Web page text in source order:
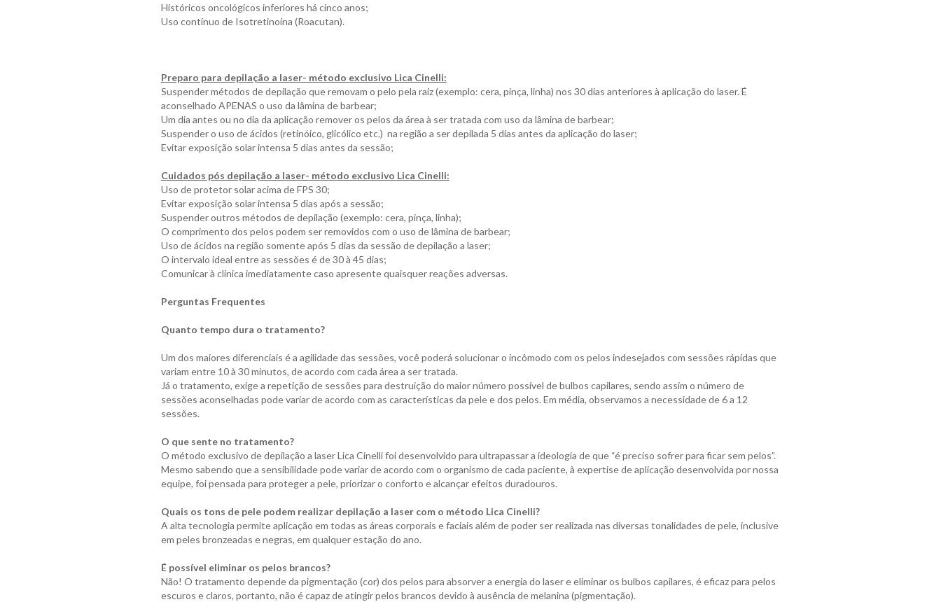
Históricos oncológicos inferiores há cinco anos;
Uso contínuo de Isotretinoína (Roacutan).
Preparo para depilação a laser- método exclusivo Lica Cinelli:
Suspender métodos de depilação que removam o pelo pela raiz (exemplo: cera, pinça, linha) nos 30 dias anteriores à aplicação do laser. É
aconselhado APENAS o uso da lâmina de barbear;
Um dia antes ou no dia da aplicação remover os pelos da área à ser tratada com uso da lâmina de barbear;
Suspender o uso de ácidos (retinóico, glicólico etc.) na região a ser depilada 5 dias antes da aplicação do laser;
Evitar exposição solar intensa 5 dias antes da sessão;
Cuidados pós depilação a laser- método exclusivo Lica Cinelli:
Uso de protetor solar acima de FPS 30;
Evitar exposição solar intensa 5 dias após a sessão;
Suspender outros métodos de depilação (exemplo: cera, pinça, linha);
O comprimento dos pelos podem ser removidos com o uso de lâmina de barbear;
Uso de ácidos na região somente após 5 dias da sessão de depilação a laser;
O intervalo ideal entre as sessões é de 30 à 45 dias;
Comunicar à clínica imediatamente caso apresente quaisquer reações adversas.
Perguntas Frequentes
Quanto tempo dura o tratamento?
Um dos maiores diferenciais é a agilidade das sessões, você poderá solucionar o incômodo com os pelos indesejados com sessões rápidas que
variam entre 10 à 30 minutos, de acordo com cada área a ser tratada.
Já o tratamento, exige a repetição de sessões para destruição do maior número possível de bulbos capilares, sendo assim o número de
sessões aconselhadas pode variar de acordo com as características da pele e dos pelos. Em média, observamos a necessidade de 6 a 12
sessões.
O que sente no tratamento?
O método exclusivo de depilação a laser Lica Cinelli foi desenvolvido para ultrapassar a ideologia de que “é preciso sofrer para ficar sem pelos”.
Mesmo sabendo que a sensibilidade pode variar de acordo com o organismo de cada paciente, à expertise de aplicação desenvolvida por nossa
equipe, foi pensada para proteger a pele, priorizar o conforto e alcançar efeitos duradouros.
Quais os tons de pele podem realizar depilação a laser com o método Lica Cinelli?
A alta tecnologia permite aplicação em todas as áreas corporais e faciais além de poder ser realizada nas diversas tonalidades de pele, inclusive
em peles bronzeadas e negras, em qualquer estação do ano.
É possível eliminar os pelos brancos?
Não! O tratamento depende da pigmentação (cor) dos pelos para absorver a energia do laser e eliminar os bulbos capilares, é eficaz para pelos
escuros e claros, portanto, não é capaz de atingir pelos brancos devido à ausência de melanina (pigmentação).